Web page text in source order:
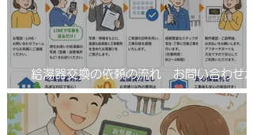
給湯器交換の依頼の流れ お問い合わせか
工事完了まで！